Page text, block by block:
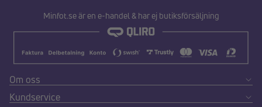
Minfot.se är en e-handel & har ej butiksförsäljning
Om oss
Kundservice